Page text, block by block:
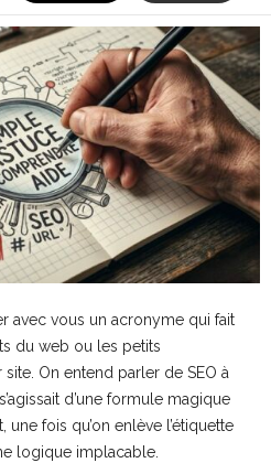
avec vous un acronyme qui fait
du web ou les petits
On entend parler de SEO à
d’une formule magique
une fois qu’on enlève l’étiquette
logique implacable.